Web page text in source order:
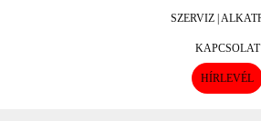
SZERVIZ |
KAPCSOLAT
HÍRLEVÉL